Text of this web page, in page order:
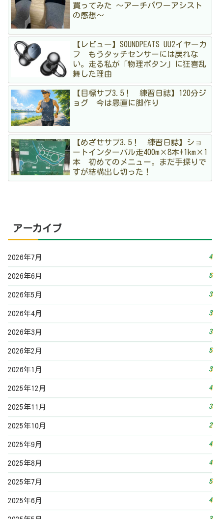
買ってみた 〜アーチパワーアシスト
の感想〜
【レビュー】SOUNDPEATS UU2イヤーカ
フ もうタッチセンサーには戻れな
い。走る私が「物理ボタン」に狂喜乱
舞した理由
【目標サブ3.5！ 練習日誌】120分ジ
ョグ 今は愚直に脚作り
【めざせサブ3.5！ 練習日誌】ショ
ートインターバル走400m×8本+1km×1
本 初めてのメニュー。まだ手探りで
すが結構出し切った！
アーカイブ
2026年7月 4
2026年6月 5
2026年5月 3
2026年4月 3
2026年3月 3
2026年2月 5
2026年1月 3
2025年12月 4
2025年11月 3
2025年10月 2
2025年9月 4
2025年8月 4
2025年7月 5
2025年6月 4